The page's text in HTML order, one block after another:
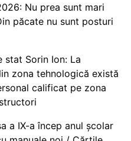
Nu prea sunt mari
păcate nu sunt posturi
stat Sorin Ion: La
zona tehnologică există
calificat pe zona
a IX-a încep anul școlar